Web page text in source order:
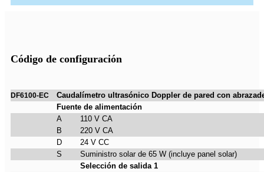
Código de configuración
DF6100-EC
Caudalímetro ultrasónico Doppler de pared con
Fuente de alimentación
A
110 V CA
B
220 V CA
D
24 V CC
S
Suministro solar de 65 W (incluye panel solar)
Selección de salida 1